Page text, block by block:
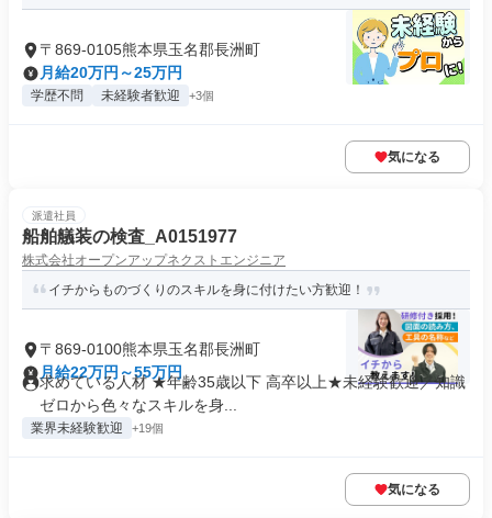
〒869-0105熊本県玉名郡長洲町
月給20万円～25万円
学歴不問 未経験者歓迎 +3個
気になる
派遣社員
船舶艤装の検査_A0151977
株式会社オープンアップネクストエンジニア
イチからものづくりのスキルを身に付けたい方歓迎！
〒869-0100熊本県玉名郡長洲町
月給22万円～55万円
求めている人材 ★年齢35歳以下 高卒以上★未経験歓迎／知識
ゼロから色々なスキルを身...
業界未経験歓迎 +19個
気になる